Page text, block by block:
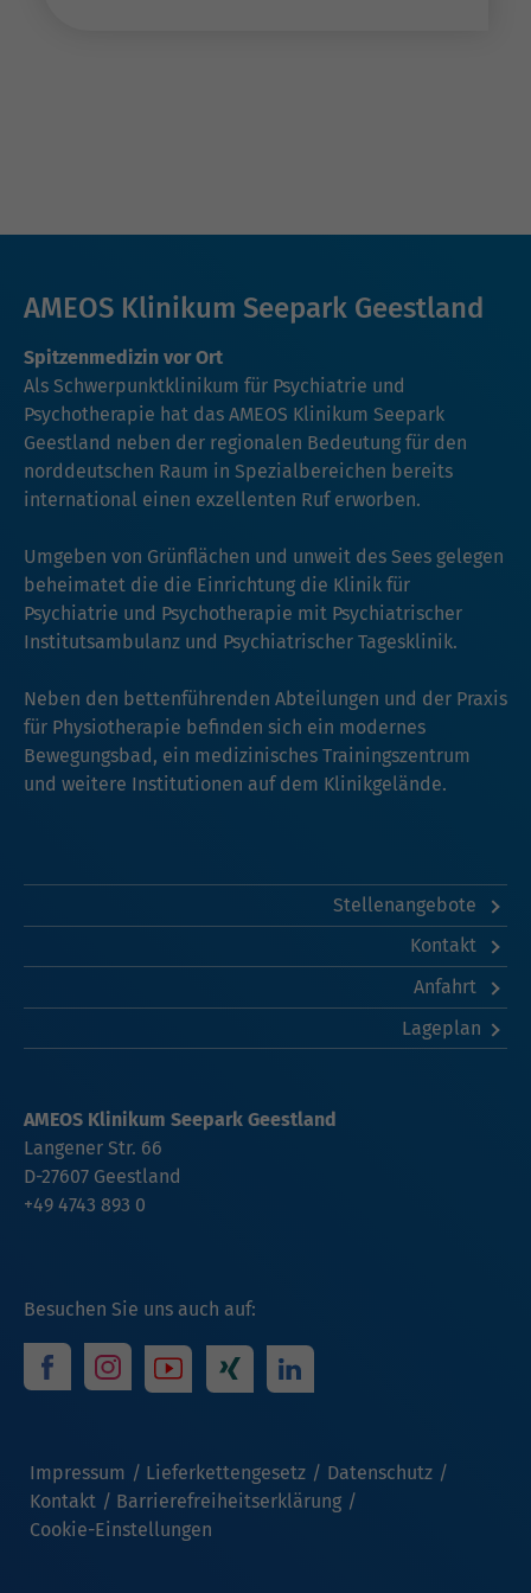
AMEOS Klinikum Seepark Geestland
Spitzenmedizin vor Ort
Als Schwerpunktklinikum für Psychiatrie und
Psychotherapie hat das AMEOS Klinikum Seepark
Geestland neben der regionalen Bedeutung für den
norddeutschen Raum in Spezialbereichen bereits
international einen exzellenten Ruf erworben.
Umgeben von Grünflächen und unweit des Sees gelegen
beheimatet die die Einrichtung die Klinik für
Psychiatrie und Psychotherapie mit Psychiatrischer
Institutsambulanz und Psychiatrischer Tagesklinik.
Neben den bettenführenden Abteilungen und der Praxis
für Physiotherapie befinden sich ein modernes
Bewegungsbad, ein medizinisches Trainingszentrum
und weitere Institutionen auf dem Klinikgelände.
Stellenangebote
Kontakt
Anfahrt
Lageplan
Besuchen Sie uns auch auf:
Impressum Lieferkettengesetz
Datenschutz
Kontakt
Barrierefreiheitserklärung
Cookie-Einstellungen
AMEOS Klinikum Seepark Geestland
Langener Str. 66
D-27607 Geestland
+49 4743 893 0